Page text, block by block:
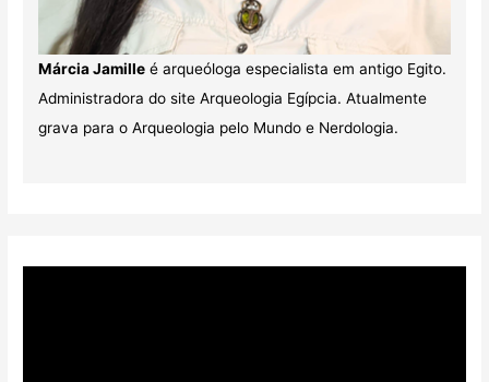
Márcia Jamilleé arqueóloga especialista em antigo Egito.
Administradora do site Arqueologia Egípcia. Atualmente
grava para o Arqueologia pelo Mundo e Nerdologia.